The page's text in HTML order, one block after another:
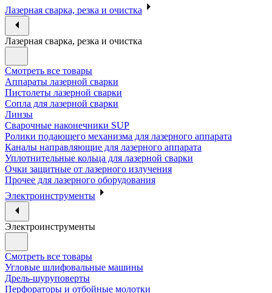
Лазерная сварка, резка и очистка
Лазерная сварка, резка и очистка
Смотреть все товары
Аппараты лазерной сварки
Пистолеты лазерной сварки
Сопла для лазерной сварки
Линзы
Сварочные наконечники SUP
Ролики подающего механизма для лазерного аппарата
Каналы направляющие для лазерного аппарата
Уплотнительные кольца для лазерной сварки
Очки защитные от лазерного излучения
Прочее для лазерного оборудования
Электроинструменты
Электроинструменты
Смотреть все товары
Угловые шлифовальные машины
Дрель-шуруповерты
Перфораторы и отбойные молотки